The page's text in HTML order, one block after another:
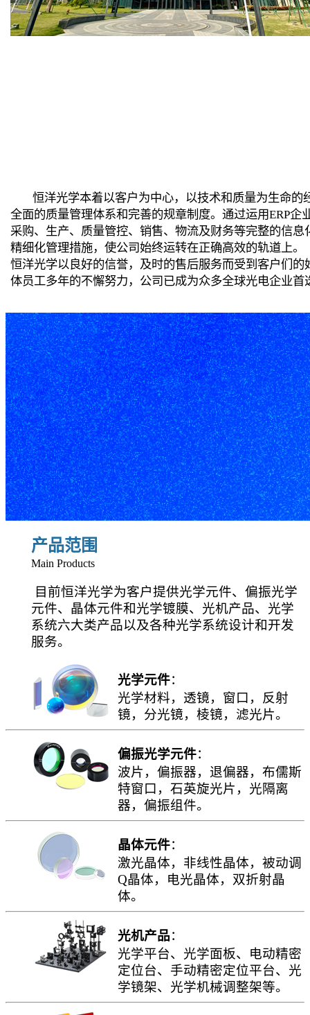
恒洋光学本着以客户为中心，以技术和质量为生命的
全面的质量管理体系和完善的规章制度。通过运用ERP企
采购、生产、质量管控、销售、物流及财务等完整的信息
精细化管理措施，使公司始终运转在正确高效的轨道上。
恒洋光学以良好的信誉，及时的售后服务而受到客户们的
体员工多年的不懈努力，公司已成为众多全球光电企业首
产品范围
Main Products
目前恒洋光学为客户提供光学元件、偏振光学
元件、晶体元件和光学镀膜、光机产品、光学
系统六大类产品以及各种光学系统设计和开发
服务。
光学元件：
光学材料，透镜，窗口，反射
镜，分光镜，棱镜，滤光片。
偏振光学元件：
波片，偏振器，退偏器，布儒斯
特窗口，石英旋光片，光隔离
器，偏振组件。
晶体元件：
激光晶体，非线性晶体，被动调
Q晶体，电光晶体，双折射晶
体。
光机产品：
光学平台、光学面板、电动精密
定位台、手动精密定位平台、光
学镜架、光学机械调整架等。